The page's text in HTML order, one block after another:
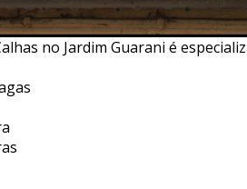
no Jardim Guarani é